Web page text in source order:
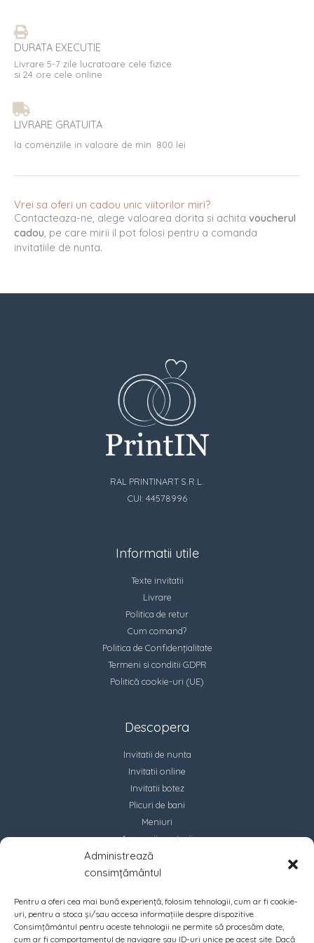
Administrează
consimțământul
Pentru a oferi cea mai bună experiență, folosim tehnologii, cum ar fi cookie-
uri, pentru a stoca și/sau accesa informațiile despre dispozitive.
Consimțământul pentru aceste tehnologii ne permite să procesăm date,
cum ar fi comportamentul de navigare sau ID-uri unice pe acest site. Dacă
DURATA EXECUTIE
Livrare 5-7 zile lucratoare cele fizice
si 24 ore cele online
LIVRARE GRATUITA
la comenziile in valoare de min. 800 lei
Vrei sa oferi un cadou unic viitorilor miri?
Contacteaza-ne, alege valoarea dorita si achita voucherul
cadou, pe care mirii il pot folosi pentru a comanda
invitatiile de nunta.
RAL PRINTINART S.R.L.
CUI: 44578996
Informatii utile
Texte invitatii
Livrare
Politica de retur
Cum comand?
Politica de Confidențialitate
Termeni si conditii GDPR
Politică cookie-uri (UE)
Descopera
Invitatii de nunta
Invitatii online
Invitatii botez
Plicuri de bani
Meniuri
Accesorii marturii
Contact